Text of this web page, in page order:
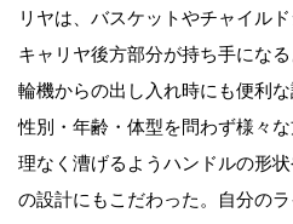
リヤは、バスケットやチャイル
キャリヤ後方部分が持ち手にな
輪機からの出し入れ時にも便利な
性別・年齢・体型を問わず様々
理なく漕げるようハンドルの形
の設計にもこだわった。自分の